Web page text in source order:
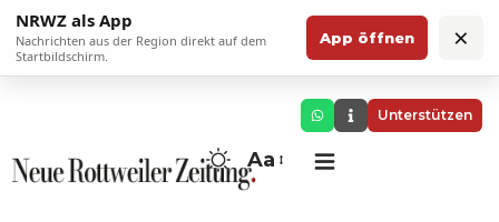
NRWZ als App
Nachrichten aus der Region direkt auf dem
Startbildschirm.
App öffnen ×
Unterstützen
Aa